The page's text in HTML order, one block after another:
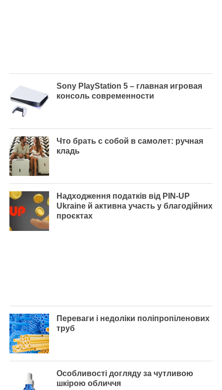
Sony PlayStation 5 – главная игровая
консоль современности
Что брать с собой в самолет: ручная
кладь
Надходження податків від PIN-UP
Ukraine й активна участь у благодійних
проєктах
Переваги і недоліки поліпропіленових
труб
Особливості догляду за чутливою
шкірою обличчя